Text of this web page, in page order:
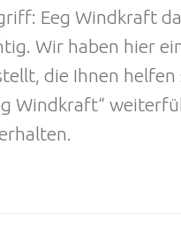
Eeg Windkraft
Wir haben hier
die Ihnen helfen
Windkraft“